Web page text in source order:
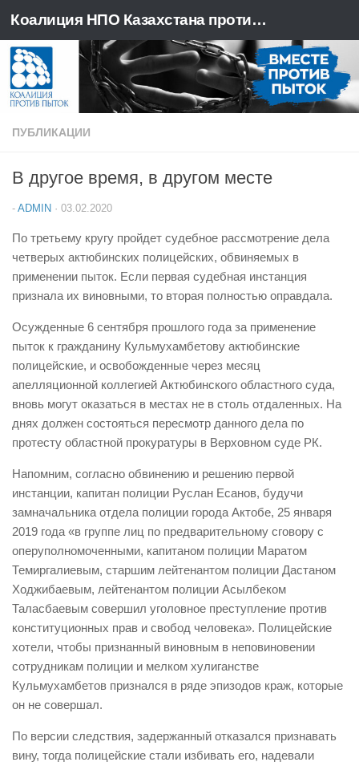
Перейти к содержимому Коалиция НПО Казахстана против пыток
ПУБЛИКАЦИИ
В другое время, в другом месте
- ADMIN · 03.02.2020
По третьему кругу пройдет судебное рассмотрение дела
четверых актюбинских полицейских, обвиняемых в
применении пыток. Если первая судебная инстанция
признала их виновными, то вторая полностью оправдала.
Осужденные 6 сентября прошлого года за применение
пыток к гражданину Кульмухамбетову актюбинские
полицейские, и освобожденные через месяц
апелляционной коллегией Актюбинского областного суда,
вновь могут оказаться в местах не в столь отдаленных. На
днях должен состояться пересмотр данного дела по
протесту областной прокуратуры в Верховном суде РК.
Напомним, согласно обвинению и решению первой
инстанции, капитан полиции Руслан Есанов, будучи
замначальника отдела полиции города Актобе, 25 января
2019 года «в группе лиц по предварительному сговору с
оперуполномоченными, капитаном полиции Маратом
Темиргалиевым, старшим лейтенантом полиции Дастаном
Ходжибаевым, лейтенантом полиции Асылбеком
Таласбаевым совершил уголовное преступление против
конституционных прав и свобод человека». Полицейские
хотели, чтобы признанный виновным в неповиновении
сотрудникам полиции и мелком хулиганстве
Кульмухамбетов признался в ряде эпизодов краж, которые
он не совершал.
По версии следствия, задержанный отказался признавать
вину, тогда полицейские стали избивать его, надевали